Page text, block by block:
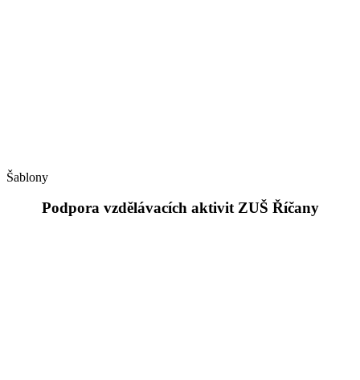
Šablony
Podpora vzdělávacích aktivit ZUŠ Říčany